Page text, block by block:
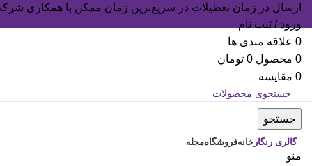
ارسال در زمان تعطیلات در سریع‌ترین زمان ممکن با همکاری
ورود / ثبت نام
0 علاقه مندی ها
0 محصول 0 تومان
0 مقایسه
جستجو
گالری رنگار خانهفروشگاهمجله
منو